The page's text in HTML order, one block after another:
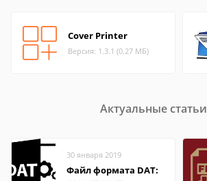
Cover Printer
Версия: 1.3.1 (0.27 МБ)
Актуальные статьи
30 января 2019
Файл формата DAT: